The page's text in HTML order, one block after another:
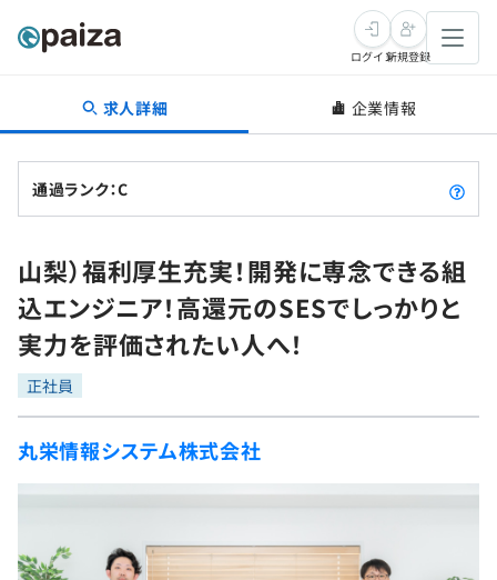
転職・キャリア
転職成功ガイド
転職エージェント
インタビュー
転職成功ガイド
新卒就活
求人検索
本選考
インターン
新卒エージェント
インタビュー
学習
問題集
4択課題
リファレンス
プログラミング言語
再チャレンジ結果一覧
ゲーム・マンガ
Tech Team Journal
paizaとは？
ログイン新規登録
求人詳細 企業情報
通過ランク：C
山梨）福利厚生充実！開発に専念できる組
込エンジニア！高還元のSESでしっかりと
実力を評価されたい人へ！
正社員
丸栄情報システム株式会社